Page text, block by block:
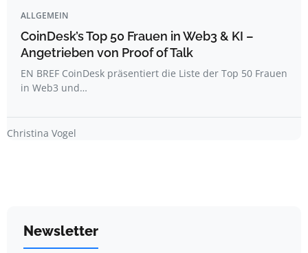
ALLGEMEIN
CoinDesk’s Top 50 Frauen in Web3 & KI –
Angetrieben von Proof of Talk
EN BREF CoinDesk präsentiert die Liste der Top 50 Frauen
in Web3 und…
Christina Vogel
Newsletter